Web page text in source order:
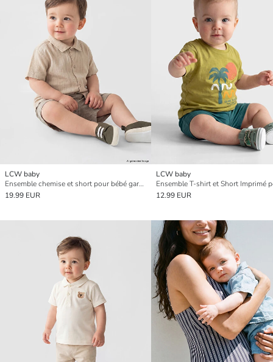
LCW baby
Ensemble chemise et short pour bébé garçon
19.99 EUR
LCW baby
12.99 EUR